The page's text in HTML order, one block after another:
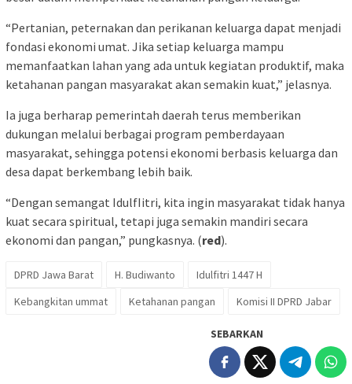
“Pertanian, peternakan dan perikanan keluarga dapat menjadi
fondasi ekonomi umat. Jika setiap keluarga mampu
memanfaatkan lahan yang ada untuk kegiatan produktif, maka
ketahanan pangan masyarakat akan semakin kuat,” jelasnya.
Ia juga berharap pemerintah daerah terus memberikan
dukungan melalui berbagai program pemberdayaan
masyarakat, sehingga potensi ekonomi berbasis keluarga dan
desa dapat berkembang lebih baik.
“Dengan semangat IdulfIitri, kita ingin masyarakat tidak hanya
kuat secara spiritual, tetapi juga semakin mandiri secara
ekonomi dan pangan,” pungkasnya. (red).
DPRD Jawa Barat H. Budiwanto
Idulfitri 1447 H
Kebangkitan ummat
Ketahanan pangan Komisi II DPRD Jabar
SEBARKAN